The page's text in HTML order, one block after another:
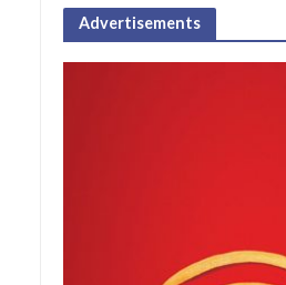
Advertisements